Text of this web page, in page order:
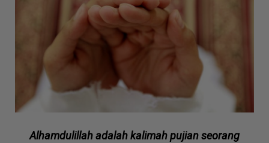
Alhamdulillah adalah kalimah pujian seorang